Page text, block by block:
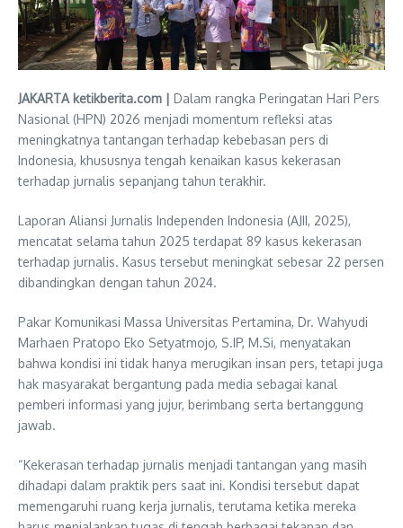
JAKARTA ketikberita.com | Dalam rangka Peringatan Hari Pers
Nasional (HPN) 2026 menjadi momentum refleksi atas
meningkatnya tantangan terhadap kebebasan pers di
Indonesia, khususnya tengah kenaikan kasus kekerasan
terhadap jurnalis sepanjang tahun terakhir.
Laporan Aliansi Jurnalis Independen Indonesia (AJII, 2025),
mencatat selama tahun 2025 terdapat 89 kasus kekerasan
terhadap jurnalis. Kasus tersebut meningkat sebesar 22 persen
dibandingkan dengan tahun 2024.
Pakar Komunikasi Massa Universitas Pertamina, Dr. Wahyudi
Marhaen Pratopo Eko Setyatmojo, S.IP, M.Si, menyatakan
bahwa kondisi ini tidak hanya merugikan insan pers, tetapi juga
hak masyarakat bergantung pada media sebagai kanal
pemberi informasi yang jujur, berimbang serta bertanggung
jawab.
“Kekerasan terhadap jurnalis menjadi tantangan yang masih
dihadapi dalam praktik pers saat ini. Kondisi tersebut dapat
memengaruhi ruang kerja jurnalis, terutama ketika mereka